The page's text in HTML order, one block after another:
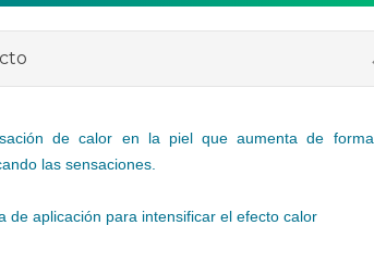
de calor en la piel que aumenta de forma
las sensaciones.
de aplicación para intensificar el efecto calor